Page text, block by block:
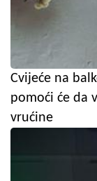
Cvijeće na
pomoći će da
vrućine